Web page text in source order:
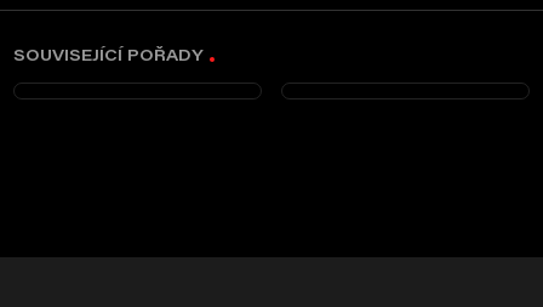
SOUVISEJÍCÍ POŘADY